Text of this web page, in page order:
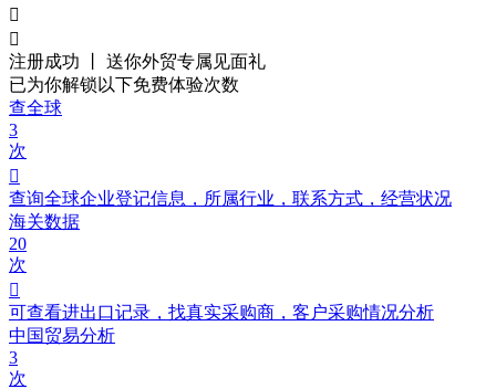


注册成功 丨 送你外贸专属见面礼
已为你解锁以下免费体验次数
查全球
3
次

查询全球企业登记信息，所属行业，联系方式，经营状况
海关数据
20
次

可查看进出口记录，找真实采购商，客户采购情况分析
中国贸易分析
3
次